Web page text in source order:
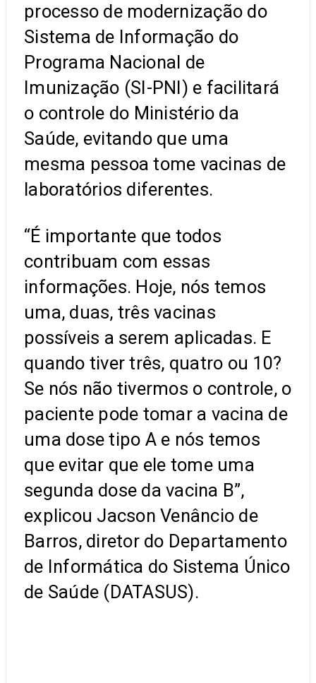
processo de modernização do
Sistema de Informação do
Programa Nacional de
Imunização (SI-PNI) e facilitará
o controle do Ministério da
Saúde, evitando que uma
mesma pessoa tome vacinas de
laboratórios diferentes.
“É importante que todos
contribuam com essas
informações. Hoje, nós temos
uma, duas, três vacinas
possíveis a serem aplicadas. E
quando tiver três, quatro ou 10?
Se nós não tivermos o controle, o
paciente pode tomar a vacina de
uma dose tipo A e nós temos
que evitar que ele tome uma
segunda dose da vacina B”,
explicou Jacson Venâncio de
Barros, diretor do Departamento
de Informática do Sistema Único
de Saúde (DATASUS).